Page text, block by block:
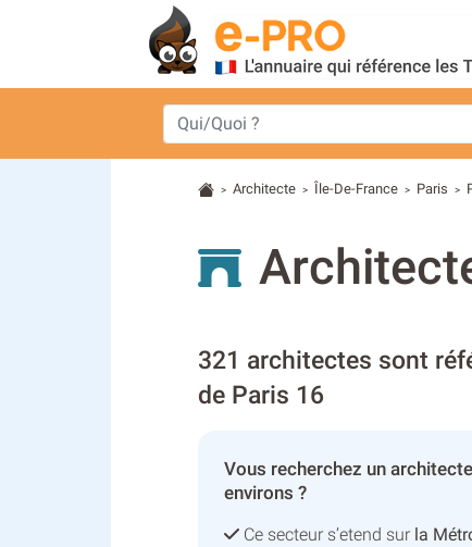
> Architecte > Île-De-France > Paris >
321 architectes sont
de Paris 16
Vous recherchez un
environs ?
Ce secteur s’etend sur la